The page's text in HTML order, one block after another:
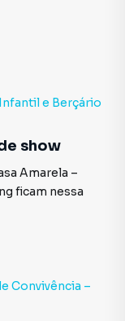
qualidade de vida
padrão para
com o
permite que
depois do
a rotina dos
em um dos
corporativo
para quem
e Berçário
show
Amarela –
ficam nessa
Convivência –